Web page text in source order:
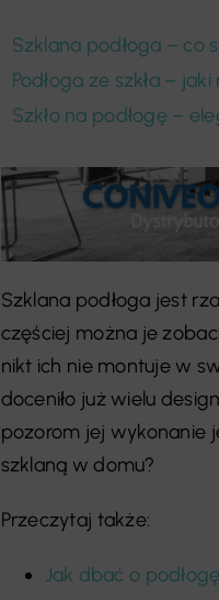
Szklana podłoga – co
Podłoga ze szkła –
Szkło na podłogę –
Szklana podłoga jest
częściej można je
nikt ich nie montuje w
doceniło już wielu
pozorom jej wykonanie
szklaną w domu?
Przeczytaj także:
Jak dbać o